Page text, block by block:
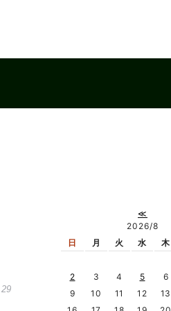
≪
2026/8
日
月 火 水 木
2
3 4 5 6
9
10 11 12 13